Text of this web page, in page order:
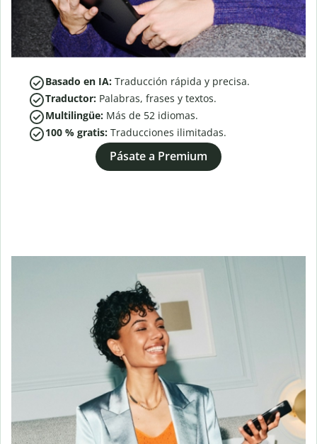
Basado en IA: Traducción rápida y precisa.
Traductor: Palabras, frases y textos.
Multilingüe: Más de 52 idiomas.
100 % gratis: Traducciones ilimitadas.
Pásate a Premium